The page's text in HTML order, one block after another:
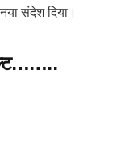
संदेश दिया।